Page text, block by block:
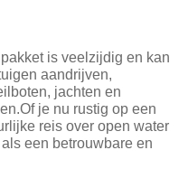
is veelzijdig en kan
aandrijven,
jachten en
je nu rustig op een
reis over open water
een betrouwbare en